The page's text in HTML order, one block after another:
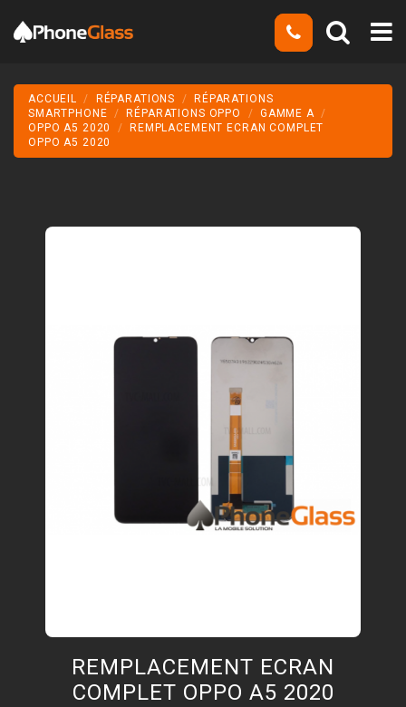
ACCUEIL RÉPARATIONS
RÉPARATIONS
SMARTPHONE
RÉPARATIONS OPPO
GAMME A
OPPO A5 2020
REMPLACEMENT ECRAN COMPLET
OPPO A5 2020
REMPLACEMENT ECRAN
COMPLET OPPO A5 2020